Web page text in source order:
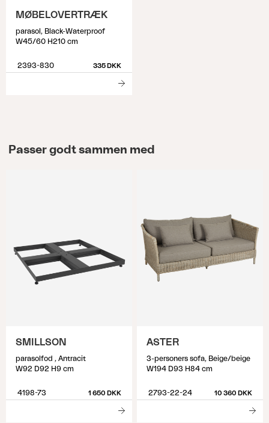
MØBELOVERTRÆK
parasol, Black-Waterproof
W45/60 H210 cm
2393-830 335 DKK
Passer godt sammen med
SMILLSON
parasolfod , Antracit
W92 D92 H9 cm
4198-73 1 650 DKK
ASTER
3-personers sofa, Beige/beige
W194 D93 H84 cm
2793-22-24 10 360 DKK